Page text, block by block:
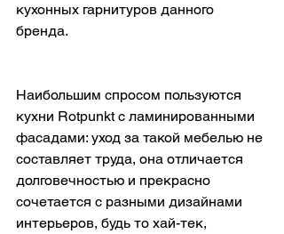
кухонных гарнитуров данного
бренда.
Наибольшим спросом пользуются
кухни Rotpunkt с ламинированными
фасадами: уход за такой мебелью не
составляет труда, она отличается
долговечностью и прекрасно
сочетается с разными дизайнами
интерьеров, будь то хай-тек,